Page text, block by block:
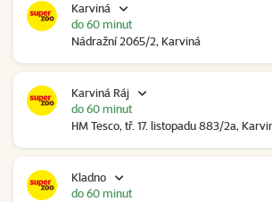
Karviná
Nádražní 2065/2, Karviná
do 60 minut
Karviná Ráj
HM Tesco, tř. 17. listopadu 883/2a,
do 60 minut
Kladno
do 60 minut